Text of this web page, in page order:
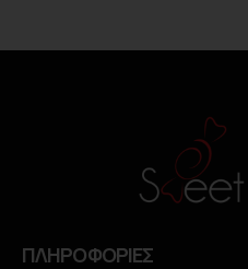
ΠΛΗΡΟΦΟΡΙΕΣ